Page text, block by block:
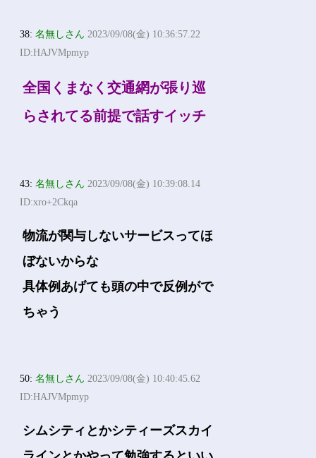
38:名無しさん 2023/09/08(金) 10:36:57.22
ID:HAJVMpmyp
全国くまなく交通網が張り巡
らされてる前提で話すイッチ
43:名無しさん 2023/09/08(金) 10:39:08.14
ID:xro+2Ckqa
物流が関与しないサービスってほ
ぼないからな
具体例あげても頭の中で反例がで
ちゃう
50:名無しさん 2023/09/08(金) 10:40:45.62
ID:HAJVMpmyp
シムシティとかシティーズスカイ